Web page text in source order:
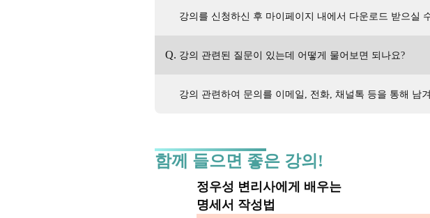
강의를 신청하신 후 마이페이지 내에서 다운로드 받으실
Q. 강의 관련된 질문이 있는데 어떻게 물어보면 되나요?
강의 관련하여 문의를 이메일, 전화, 채널톡 등을 통해 남
함께 들으면 좋은 강의!
정우성 변리사에게 배우는
명세서 작성법